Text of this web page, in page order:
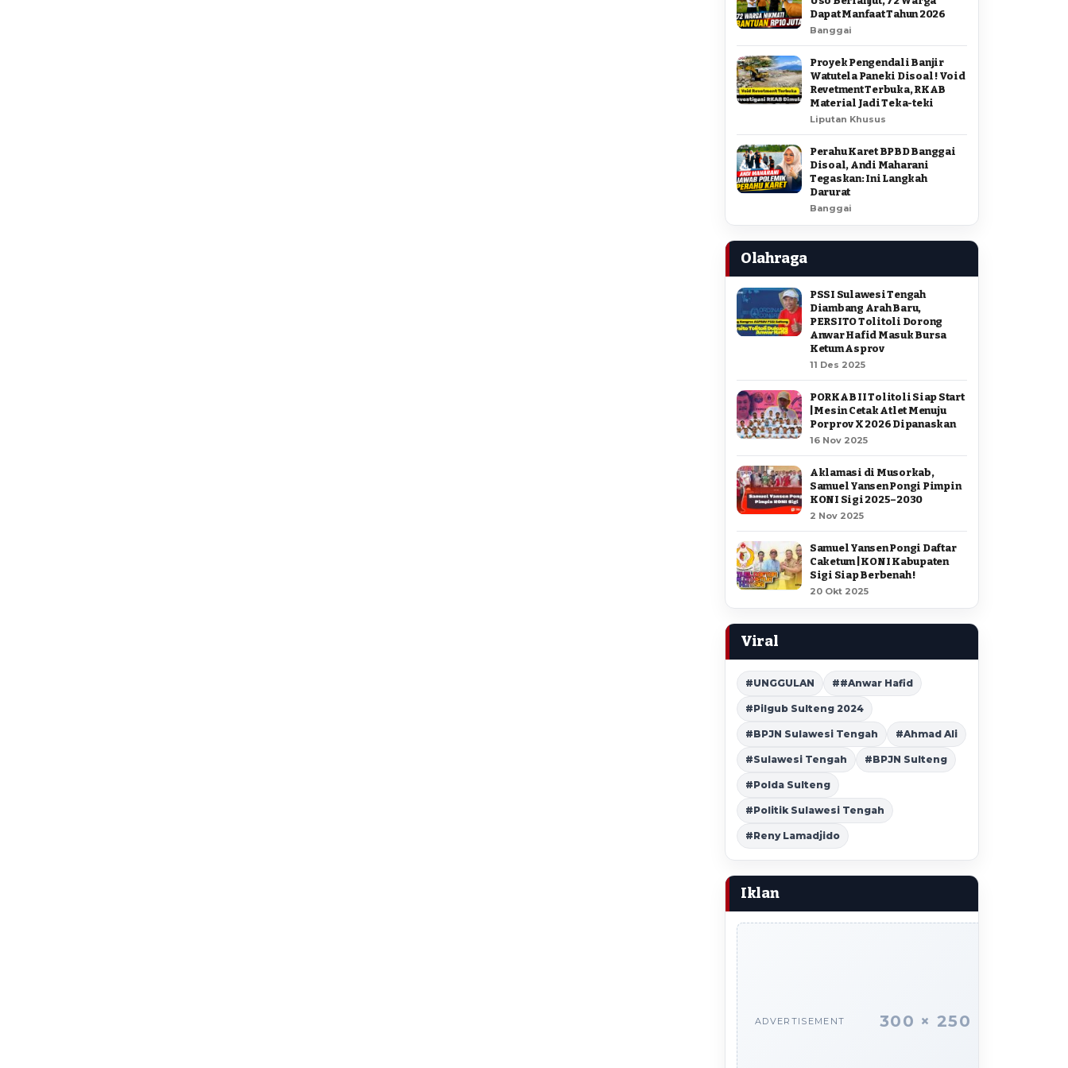
Dapat Manfaat Tahun 2026
Banggai
Proyek Pengendali Banjir
Watutela Paneki Disoal ! Void
Revetment Terbuka, RKAB
Material Jadi Teka-teki
Liputan Khusus
Perahu Karet BPBD Banggai
Disoal, Andi Maharani
Tegaskan: Ini Langkah
Darurat
Banggai
Olahraga
PSSI Sulawesi Tengah
Diambang Arah Baru,
PERSITO Tolitoli Dorong
Anwar Hafid Masuk Bursa
Ketum Asprov
11 Des 2025
PORKAB II Tolitoli Siap Start
| Mesin Cetak Atlet Menuju
Porprov X 2026 Dipanaskan
16 Nov 2025
Aklamasi di Musorkab,
Samuel Yansen Pongi Pimpin
KONI Sigi 2025–2030
2 Nov 2025
Samuel Yansen Pongi Daftar
Caketum | KONI Kabupaten
Sigi Siap Berbenah !
20 Okt 2025
Viral
#UNGGULAN ##Anwar Hafid
#Pilgub Sulteng 2024
#BPJN Sulawesi Tengah #Ahmad Ali
#Sulawesi Tengah #BPJN Sulteng
#Polda Sulteng
#Politik Sulawesi Tengah
#Reny Lamadjido
Iklan
ADVERTISEMENT 300 × 250